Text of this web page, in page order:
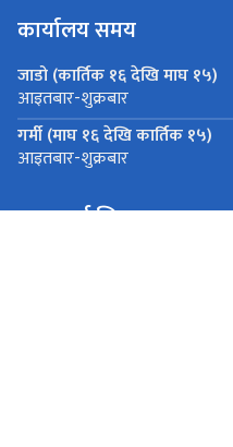
कार्यालय समय
जाडो (कार्तिक १६ देखि माघ १५)
आइतबार-शुक्रबार
गर्मी (माघ १६ देखि कार्तिक १५)
आइतबार-शुक्रबार
महत्त्वपूर्ण लिङ्कहरू